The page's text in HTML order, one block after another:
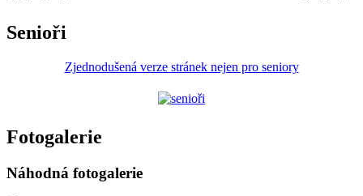
Senioři
Zjednodušená verze stránek nejen pro seniory
Fotogalerie
Náhodná fotogalerie